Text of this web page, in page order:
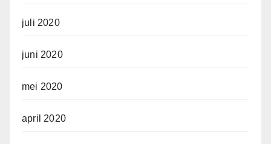
juli 2020
juni 2020
mei 2020
april 2020